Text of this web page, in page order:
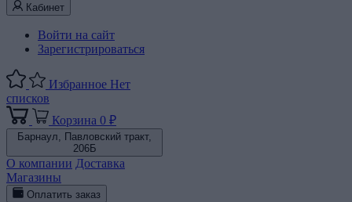
Кабинет
Войти на сайт
Зарегистрироваться
Избранное Нет
списков
Корзина 0 ₽
Барнаул, Павловский тракт,
206Б
О компании Доставка
Магазины
Оплатить заказ